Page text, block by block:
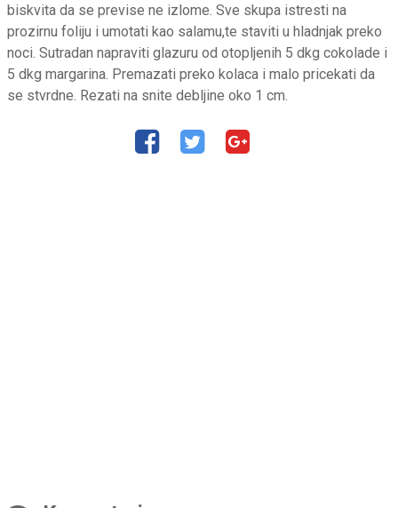
biskvita da se previse ne izlome. Sve skupa istresti na
prozirnu foliju i umotati kao salamu,te staviti u hladnjak preko
noci. Sutradan napraviti glazuru od otopljenih 5 dkg cokolade i
5 dkg margarina. Premazati preko kolaca i malo pricekati da
se stvrdne. Rezati na snite debljine oko 1 cm.